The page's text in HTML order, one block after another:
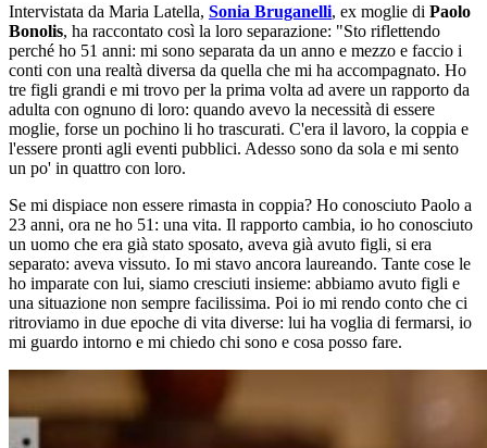
Intervistata da Maria Latella, Sonia Bruganelli, ex moglie di Paolo
Bonolis, ha raccontato così la loro separazione: "Sto riflettendo
perché ho 51 anni: mi sono separata da un anno e mezzo e faccio i
conti con una realtà diversa da quella che mi ha accompagnato. Ho
tre figli grandi e mi trovo per la prima volta ad avere un rapporto da
adulta con ognuno di loro: quando avevo la necessità di essere
moglie, forse un pochino li ho trascurati. C'era il lavoro, la coppia e
l'essere pronti agli eventi pubblici. Adesso sono da sola e mi sento
un po' in quattro con loro.
Se mi dispiace non essere rimasta in coppia? Ho conosciuto Paolo a
23 anni, ora ne ho 51: una vita. Il rapporto cambia, io ho conosciuto
un uomo che era già stato sposato, aveva già avuto figli, si era
separato: aveva vissuto. Io mi stavo ancora laureando. Tante cose le
ho imparate con lui, siamo cresciuti insieme: abbiamo avuto figli e
una situazione non sempre facilissima. Poi io mi rendo conto che ci
ritroviamo in due epoche di vita diverse: lui ha voglia di fermarsi, io
mi guardo intorno e mi chiedo chi sono e cosa posso fare.